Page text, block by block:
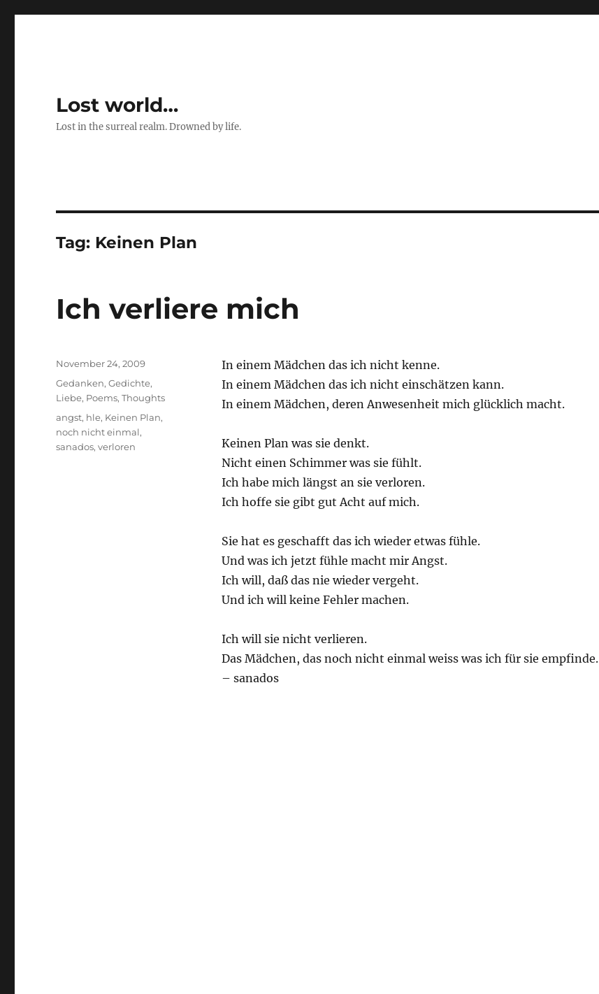
Lost world…
Lost in the surreal realm. Drowned by life.
Tag: Keinen Plan
Ich verliere mich
In einem Mädchen das ich nicht kenne.
In einem Mädchen das ich nicht einschätzen kann.
In einem Mädchen, deren Anwesenheit mich glücklich macht.
Keinen Plan was sie denkt.
Nicht einen Schimmer was sie fühlt.
Ich habe mich längst an sie verloren.
Ich hoffe sie gibt gut Acht auf mich.
Sie hat es geschafft das ich wieder etwas fühle.
Und was ich jetzt fühle macht mir Angst.
Ich will, daß das nie wieder vergeht.
Und ich will keine Fehler machen.
Ich will sie nicht verlieren.
Das Mädchen, das noch nicht einmal weiss was ich für sie empfinde.
– sanados
Posted
November 24, 2009
Categories
Gedanken,Gedichte,
Liebe, Poems,Thoughts
Tags
angst, hle, Keinen Plan,
noch nicht einmal,
sanados,verloren